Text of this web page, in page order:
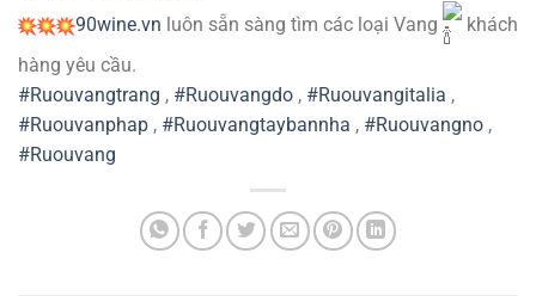
90wine.vn luôn sẵn sàng tìm các loại Vang
khách
hàng yêu cầu.
#Ruouvangtrang , #Ruouvangdo , #Ruouvangitalia ,
#Ruouvanphap , #Ruouvangtaybannha , #Ruouvangno ,
#Ruouvang